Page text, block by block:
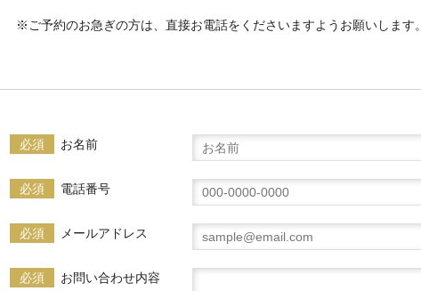
※ご予約のお急ぎの方は、直接お電話をくださいますようお願いします。
必須 お名前
必須 電話番号
必須 メールアドレス
必須 お問い合わせ内容